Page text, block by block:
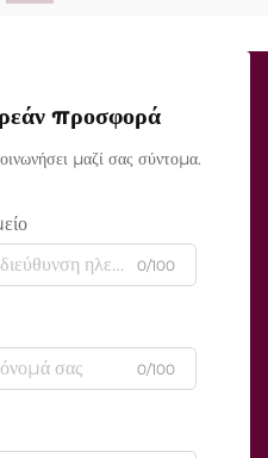
προσφορά
μαζί σας σύντομα.
0/100
0/100